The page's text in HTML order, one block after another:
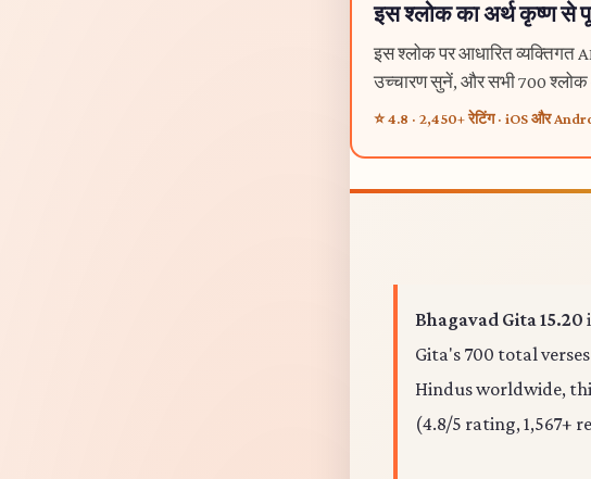
इस श्लोक का अर्थ कृष्ण से
इस श्लोक पर आधारित व्यक्तिगत
उच्चारण सुनें, और सभी 700
⭐ 4.8 · 2,450+ रेटिंग · iOS और
Bhagavad Gita 15.20
Gita's 700 total
Hindus worldwide,
(4.8/5 rating, 1,567+